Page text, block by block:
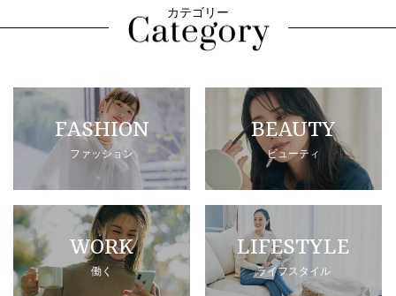
カテゴリー
FASHION
ファッション
BEAUTY
ビューティ
WORK
働く
LIFESTYLE
ライフスタイル